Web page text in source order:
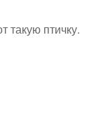
такую птичку.